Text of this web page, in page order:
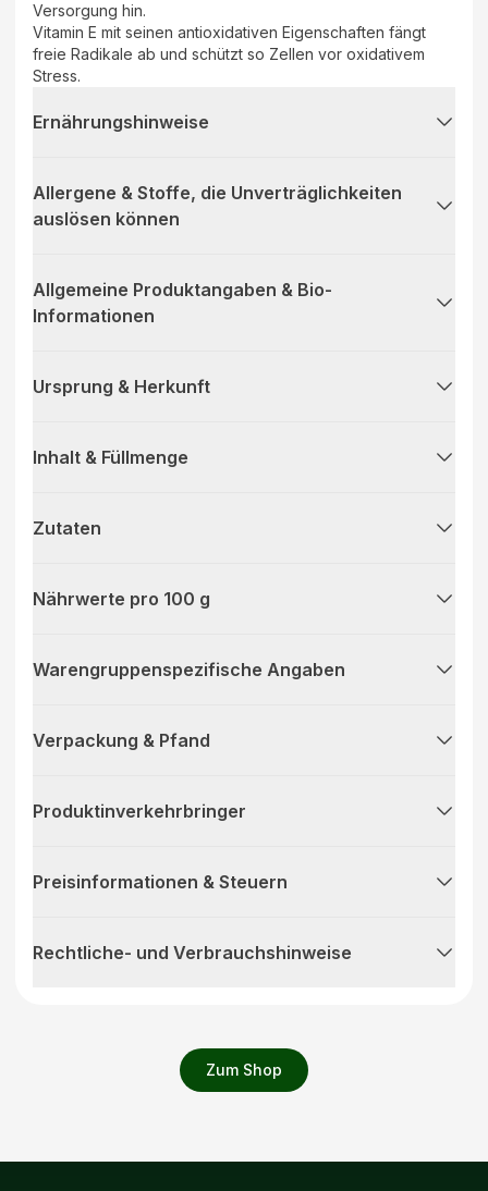
Zum Shop
Versorgung hin.
Vitamin E mit seinen antioxidativen Eigenschaften fängt
freie Radikale ab und schützt so Zellen vor oxidativem
Stress.
Ernährungshinweise
Allergene & Stoffe, die Unverträglichkeiten
auslösen können
Allgemeine Produktangaben & Bio-
Informationen
Ursprung & Herkunft
Inhalt & Füllmenge
Zutaten
Nährwerte pro 100 g
Warengruppenspezifische Angaben
Verpackung & Pfand
Produktinverkehrbringer
Preisinformationen & Steuern
Rechtliche- und Verbrauchshinweise